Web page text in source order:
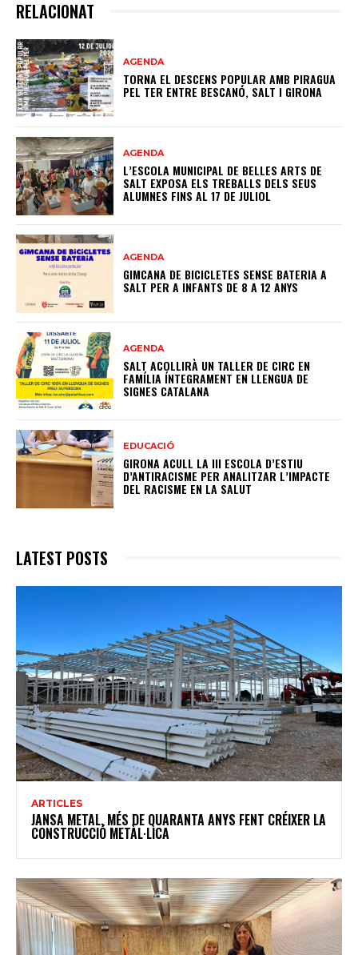
RELACIONAT
AGENDA
TORNA EL DESCENS POPULAR AMB PIRAGUA
PEL TER ENTRE BESCANÓ, SALT I GIRONA
AGENDA
L’ESCOLA MUNICIPAL DE BELLES ARTS DE
SALT EXPOSA ELS TREBALLS DELS SEUS
ALUMNES FINS AL 17 DE JULIOL
AGENDA
GIMCANA DE BICICLETES SENSE BATERIA A
SALT PER A INFANTS DE 8 A 12 ANYS
AGENDA
SALT ACOLLIRÀ UN TALLER DE CIRC EN
FAMÍLIA ÍNTEGRAMENT EN LLENGUA DE
SIGNES CATALANA
EDUCACIÓ
GIRONA ACULL LA III ESCOLA D’ESTIU
D’ANTIRACISME PER ANALITZAR L’IMPACTE
DEL RACISME EN LA SALUT
LATEST POSTS
ARTICLES
JANSA METAL, MÉS DE QUARANTA ANYS FENT CRÉIXER LA
CONSTRUCCIÓ METÀL·LICA